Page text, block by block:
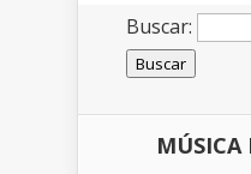
Buscar:
MÚSICA